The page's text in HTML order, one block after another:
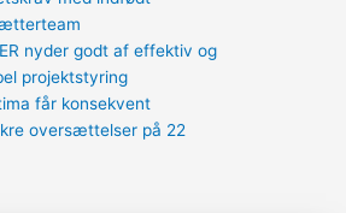
nyder godt af effektiv og
projektstyring
får konsekvent
oversættelser på 22